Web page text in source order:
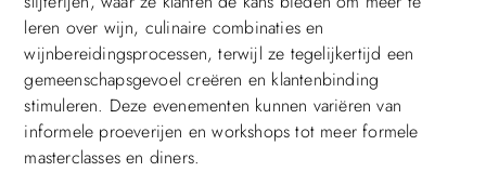
leren over wijn, culinaire combinaties en
wijnbereidingsprocessen, terwijl ze tegelijkertijd een
gemeenschapsgevoel creëren en klantenbinding
stimuleren. Deze evenementen kunnen variëren van
informele proeverijen en workshops tot meer formele
masterclasses en diners.